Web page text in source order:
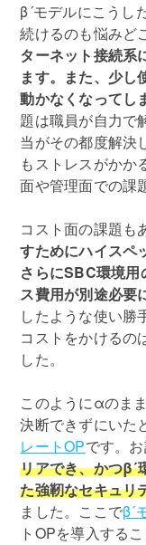
β´モデルにこうし
続けるのも悩みど
ターネット接続系
ます。また、少し
動かなくなってし
題は職員が自力で
当がその都度解決
もストレスがかか
面や管理面での課
コスト面の課題も
すためにハイスペ
さらにSBC環境
ス費用が別途必要
したような使い勝
コストをかけるの
した。
このようにαのま
決断できずにいた
レートOPです。
リアでき、かつβ´
た強靭なセキュリ
ました。ここでβ´
トOPを導入する